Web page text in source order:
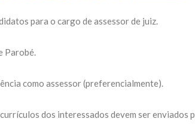
para o cargo de assessor de juiz.
Parobé.
como assessor (preferencialmente).
dos interessados devem ser enviados p